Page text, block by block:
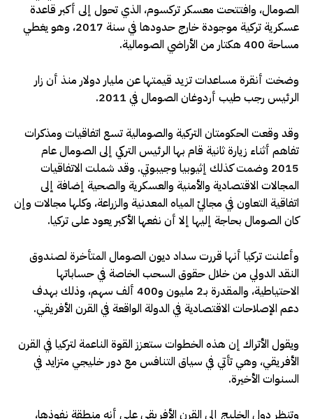
الصومال، وافتتحت معسكر تركسوم، الذي تحول إلى أكبر قاعدة
عسكرية تركية موجودة خارج حدودها في سنة 2017، وهو يغطي
مساحة 400 هكتار من الأراضي الصومالية.
وضخت أنقرة مساعدات تزيد قيمتها عن مليار دولار منذ أن زار
الرئيس رجب طيب أردوغان الصومال في 2011.
وقد وقعت الحكومتان التركية والصومالية تسع اتفاقيات ومذكرات
تفاهم أثناء زيارة ثانية قام بها الرئيس التركي إلى الصومال عام
2015 وضمت كذلك إثيوبيا وجيبوتي. وقد شملت الاتفاقيات
المجالات الاقتصادية والأمنية والعسكرية والصحية إضافة إلى
اتفاقية التعاون في مجاليْ المياه المعدنية والزراعة، وكلها مجالات وإن
كان الصومال بحاجة إليها إلا أن نفعها الأكبر يعود على تركيا.
وأعلنت تركيا أنها قررت سداد ديون الصومال المتأخرة لصندوق
النقد الدولي من خلال حقوق السحب الخاصة في حساباتها
الاحتياطية، والمقدرة بـ2 مليون و400 ألف سهم، وذلك بهدف
دعم الإصلاحات الاقتصادية في الدولة الواقعة في القرن الأفريقي.
ويقول الأتراك إن هذه الخطوات ستعزز القوة الناعمة لتركيا في القرن
الأفريقي، وهي تأتي في سياق التنافس مع دور خليجي متزايد في
السنوات الأخيرة.
وتنظر دول الخليج إلى القرن الأفريقي على أنه منطقة نفوذها،